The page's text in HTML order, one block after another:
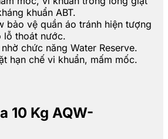
khuẩn ABT.
bảo vệ quần áo tránh hiện tượng
lỗ thoát nước.
chức năng Water Reserve.
hạn chế vi khuẩn, mấm mốc.
10 Kg AQW-